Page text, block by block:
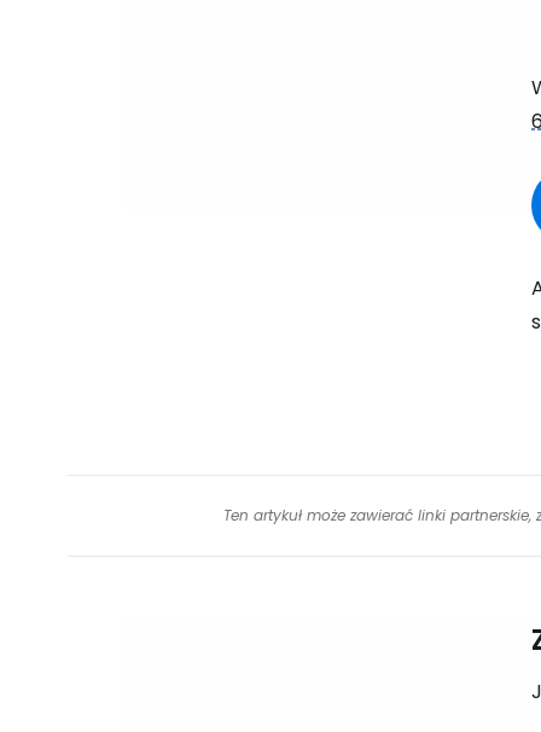
Ten artykuł może zawierać linki